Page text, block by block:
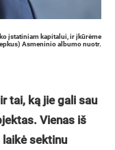
įstatiniam kapitalui, ir įkūrėme
Asmeninio albumo nuotr.
tai, ką jie gali sau
Vienas iš
sektinu